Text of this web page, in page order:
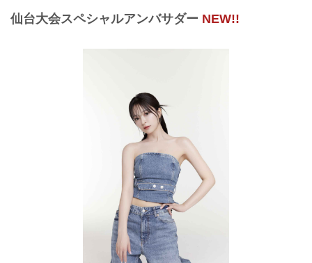
仙台大会スペシャルアンバサダー NEW!!